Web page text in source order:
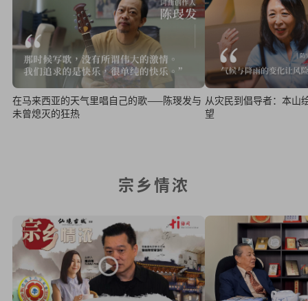
在马来西亚的天气里唱自己的歌——陈琝发与
未曾熄灭的狂热
从灾民到倡导者：本山
望
宗乡情浓